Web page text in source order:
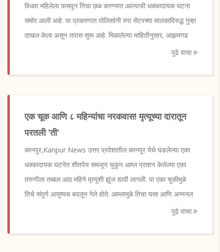
विधवा महिलेला फसवून तिचा छळ करण्यात आल्याची धक्कादायक घटना
समोर आली आहे. या प्रकरणात पोलिसांनी स्पा सेंटरच्या मालकाविरुद्ध गुन्हा
दाखल केला असून तपास सुरू आहे. मिळालेल्या माहितीनुसार, आझमगड
पुढे वाचा
एक चूक आणि ८ महिन्यांचा नरकवास! मृत्यूच्या दारातून
परतली 'ती'
कानपुर,Kanpur News उत्तर प्रदेशातील कानपूर येथे घडलेल्या एका
धक्कादायक घटनेत शीतपेय समजून चुकून आम्ल प्राशन केलेल्या एका
तरुणीला तब्बल आठ महिने मृत्यूशी झुंज द्यावी लागली. या एका चुकीमुळे
तिचे संपूर्ण आयुष्यच बदलून गेले होते. आम्लामुळे तिचा घसा आणि अन्ननल
पुढे वाचा